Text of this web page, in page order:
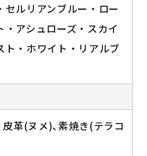
セルリアンブルー・ロー
アシュローズ・スカイ
ト・ホワイト・リアルブ
革(ヌメ)､素焼き(テラコ